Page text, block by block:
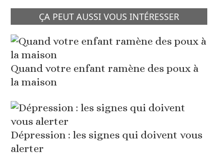
ÇA PEUT AUSSI VOUS INTÉRESSER
Quand votre enfant ramène des poux à
la maison
Dépression : les signes qui doivent vous
alerter